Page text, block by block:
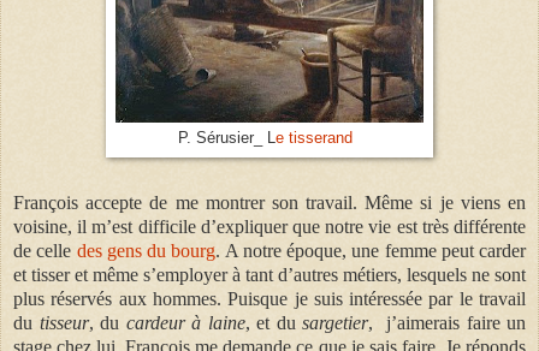
P. Sérusier_ Le tisserand
François accepte de me montrer son travail. Même si je viens en
voisine, il m’est difficile d’expliquer que notre vie est très différente
de celle des gens du bourg. A notre époque, une femme peut carder
et tisser et même s’employer à tant d’autres métiers, lesquels ne sont
plus réservés aux hommes. Puisque je suis intéressée par le travail
du tisseur, du cardeur à laine, et du sargetier, j’aimerais faire un
stage chez lui. François me demande ce que je sais faire. Je réponds